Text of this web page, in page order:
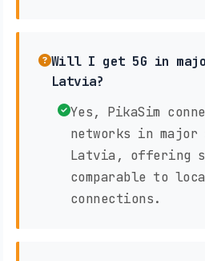
Will I get 5G in
Latvia?
Yes, PikaSim
networks in
Latvia, offering
comparable to
connections.